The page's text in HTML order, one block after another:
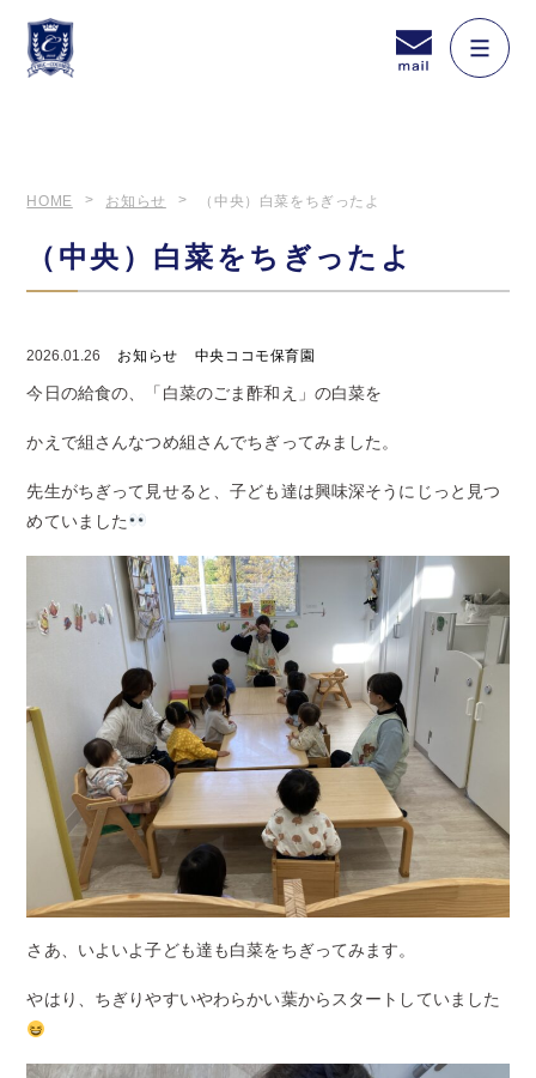
HOME お知らせ （中央）白菜をちぎったよ
（中央）白菜をちぎったよ
2026.01.26 お知らせ 中央ココモ保育園
今日の給食の、「白菜のごま酢和え」の白菜を
かえで組さんなつめ組さんでちぎってみました。
先生がちぎって見せると、子ども達は興味深そうにじっと見つ
めていました
さあ、いよいよ子ども達も白菜をちぎってみます。
やはり、ちぎりやすいやわらかい葉からスタートしていました